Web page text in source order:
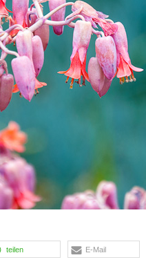
teilen E-Mail